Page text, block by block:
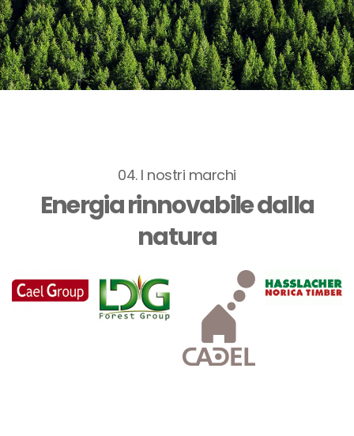
04. I nostri marchi
Energia rinnovabile dalla
natura